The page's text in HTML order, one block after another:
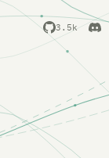
3.5k